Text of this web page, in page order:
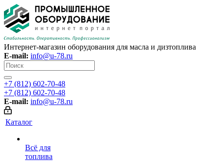
Интернет-магазин оборудования для масла и дизтоплива
E-mail: info@u-78.ru
+7 (812) 602-70-48
+7 (812) 602-70-48
E-mail: info@u-78.ru
Каталог
Всё для
топлива